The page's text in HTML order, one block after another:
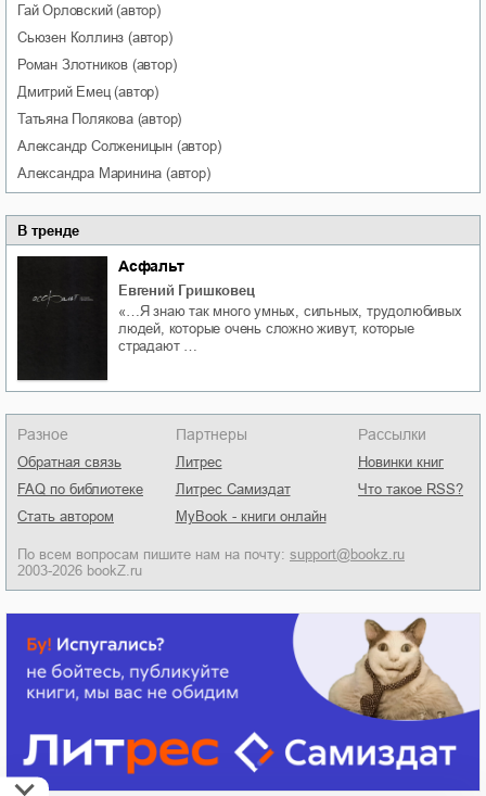
Гай Орловский(автор)
Сьюзен Коллинз (автор)
Роман Злотников (автор)
Дмитрий Емец(автор)
Татьяна Полякова(автор)
Александр Солженицын (автор)
Александра Маринина (автор)
В тренде
Асфальт
Евгений Гришковец
«…Я знаю так много умных, сильных, трудолюбивых
людей, которые очень сложно живут, которые
страдают …
Разное
Обратная связь
FAQ по библиотеке
Стать автором
Партнеры
Литрес
Литрес Самиздат
MyBook - книги онлайн
Рассылки
Новинки книг
Что такое RSS?
По всем вопросам пишите нам на почту: support@bookz.ru
2003-2026 bookZ.ru